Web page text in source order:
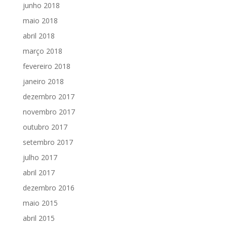
junho 2018
maio 2018
abril 2018
março 2018
fevereiro 2018
janeiro 2018
dezembro 2017
novembro 2017
outubro 2017
setembro 2017
julho 2017
abril 2017
dezembro 2016
maio 2015
abril 2015